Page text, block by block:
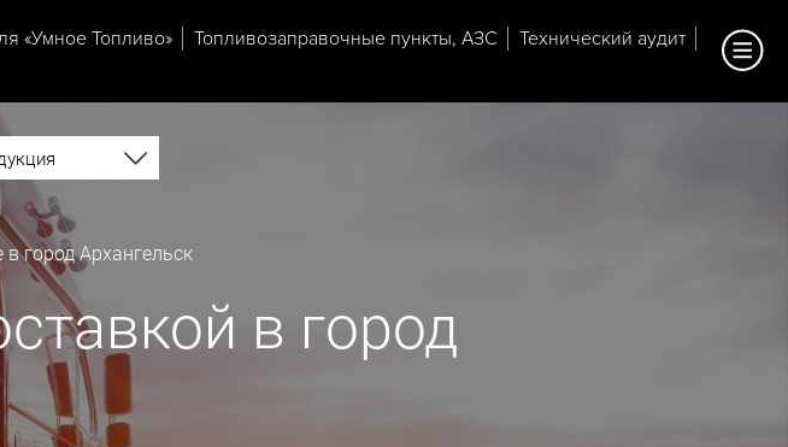
«Умное Топливо» Топливозаправочные пункты, АЗС
Технический аудит
город Архангельск
в город